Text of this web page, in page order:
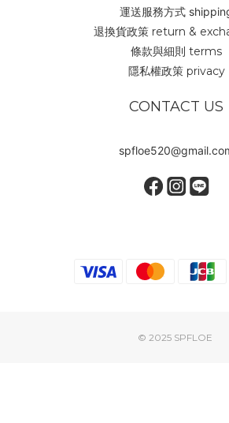
運送服務方式
退換貨政策 return &
條款與細則 terms
隱私權政策 privacy
CONTACT US
© 2025 SPFLOE